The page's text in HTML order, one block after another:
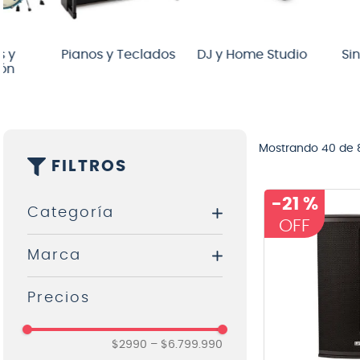
Pianos y Teclados DJ y Home Studio
FILTROS
Categoría
Accesorios Guitarras
Acordeones
Baterías Acústicas
Marca
Adam audio
Admira
$2990 – $6.799.990
Mostrando40 de
-21 %